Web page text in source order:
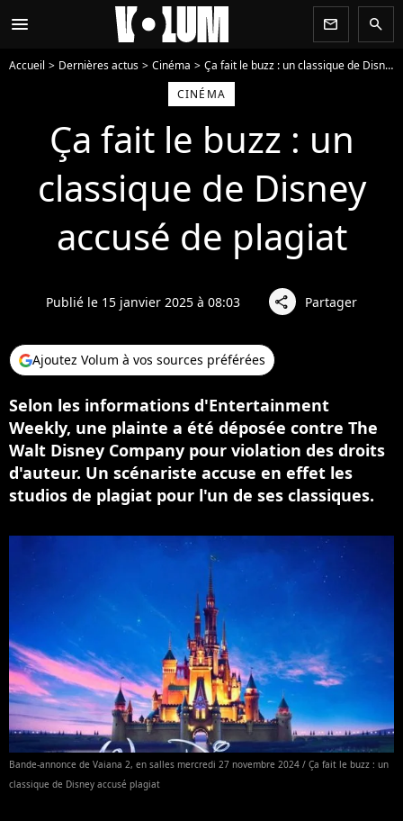
menu newsletter search
Accueil Dernières actus Cinéma
Ça fait le buzz : un classique de Disney accusé de plagiat
CINÉMA
Ça fait le buzz : un
classique de Disney
accusé de plagiat
Publié le 15 janvier 2025 à 08:03 share Partager
Ajoutez Volum à vos sources préférées
Selon les informations d'Entertainment
Weekly, une plainte a été déposée contre The
Walt Disney Company pour violation des droits
d'auteur. Un scénariste accuse en effet les
studios de plagiat pour l'un de ses classiques.
Bande-annonce de Vaiana 2, en salles mercredi 27 novembre 2024 / Ça fait le buzz : un
classique de Disney accusé plagiat